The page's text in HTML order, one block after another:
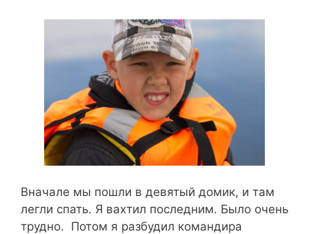
Вначале мы пошли в девятый домик, и там
легли спать. Я вахтил последним. Было очень
трудно. Потом я разбудил командира